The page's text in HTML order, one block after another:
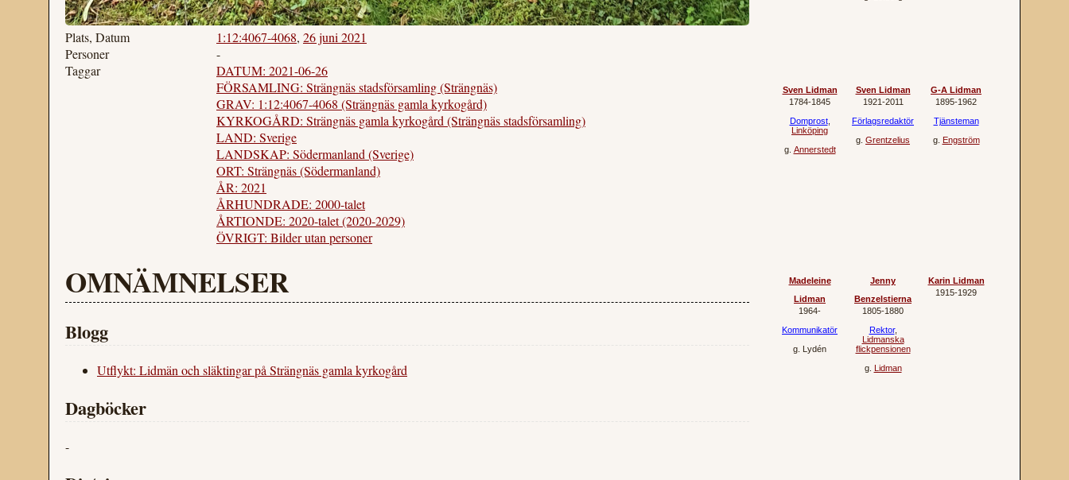
Plats, Datum 1:12:4067-4068, 26 juni 2021
Personer
-
Taggar
DATUM: 2021-06-26
FÖRSAMLING: Strängnäs stadsförsamling (Strängnäs)
GRAV: 1:12:4067-4068 (Strängnäs gamla kyrkogård)
KYRKOGÅRD: Strängnäs gamla kyrkogård (Strängnäs stadsförsamling)
LAND: Sverige
LANDSKAP: Södermanland (Sverige)
ORT: Strängnäs (Södermanland)
ÅR: 2021
ÅRHUNDRADE: 2000-talet
ÅRTIONDE: 2020-talet (2020-2029)
ÖVRIGT: Bilder utan personer
OMNÄMNELSER
Blogg
Utflykt: Lidmän och släktingar på Strängnäs gamla kyrkogård
Dagböcker
-
Sven Lidman
1784‐1845
Domprost,
Linköping
g. Annerstedt
Sven Lidman
1921‐2011
Förlagsredaktör
g. Grentzelius
G-A Lidman
1895‐1962
Tjänsteman
g. Engström
Madeleine
Lidman
1964‐
Kommunikatör
g. Lydén
Jenny
Benzelstierna
1805‐1880
Rektor,
Lidmanska
flickpensionen
g. Lidman
Karin Lidman
1915‐1929